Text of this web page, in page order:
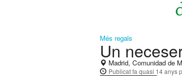
Més regals
Un
Madrid, Comunidad de
Publicatfa quasi 14 anys